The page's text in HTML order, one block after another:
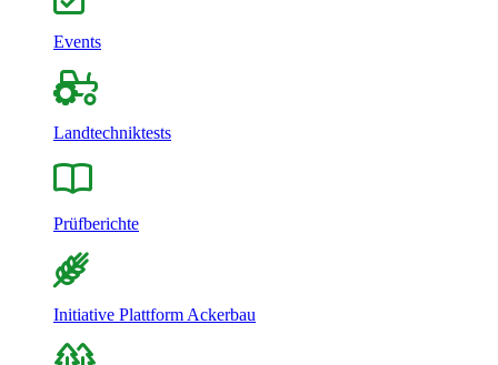
Events
Landtechniktests
Prüfberichte
Initiative Plattform Ackerbau